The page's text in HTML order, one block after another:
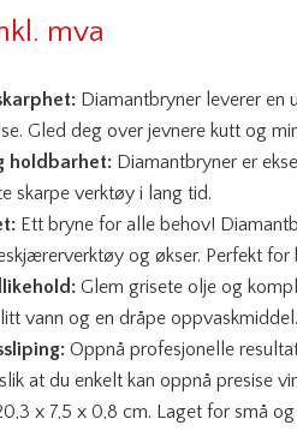
mva
Diamantbryner leverer en
Gled deg over jevnere kutt og
holdbarhet: Diamantbryner er
skarpe verktøy i lang tid.
Ett bryne for alle behov!
og økser. Perfekt
Glem grisete olje og
vann og en dråpe oppvaskmiddel.
Oppnå profesjonelle
at du enkelt kan oppnå presise
x 7,5 x 0,8 cm. Laget for små